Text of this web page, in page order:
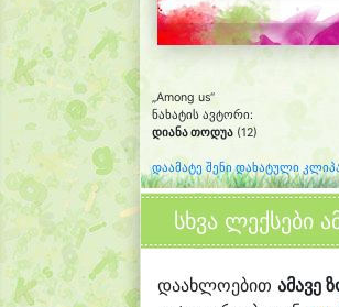
„Among us“
ნახატის ავტორი:
დიანა თოდუა (12)
დაამატე შენი დახატული
სხვა ლექსები
დაახლოებით ამავე